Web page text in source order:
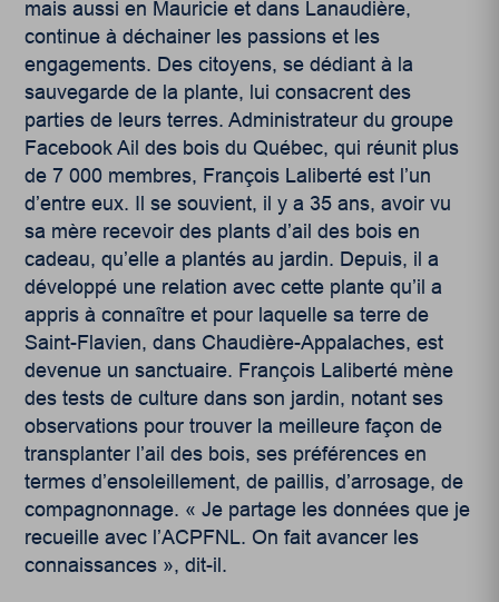
mais aussi en Mauricie et dans Lanaudière,
continue à déchainer les passions et les
engagements. Des citoyens, se dédiant à la
sauvegarde de la plante, lui consacrent des
parties de leurs terres. Administrateur du groupe
Facebook Ail des bois du Québec, qui réunit plus
de 7 000 membres, François Laliberté est l’un
d’entre eux. Il se souvient, il y a 35 ans, avoir vu
sa mère recevoir des plants d’ail des bois en
cadeau, qu’elle a plantés au jardin. Depuis, il a
développé une relation avec cette plante qu’il a
appris à connaître et pour laquelle sa terre de
Saint-Flavien, dans Chaudière-Appalaches, est
devenue un sanctuaire. François Laliberté mène
des tests de culture dans son jardin, notant ses
observations pour trouver la meilleure façon de
transplanter l’ail des bois, ses préférences en
termes d’ensoleillement, de paillis, d’arrosage, de
compagnonnage. « Je partage les données que je
recueille avec l’ACPFNL. On fait avancer les
connaissances », dit-il.